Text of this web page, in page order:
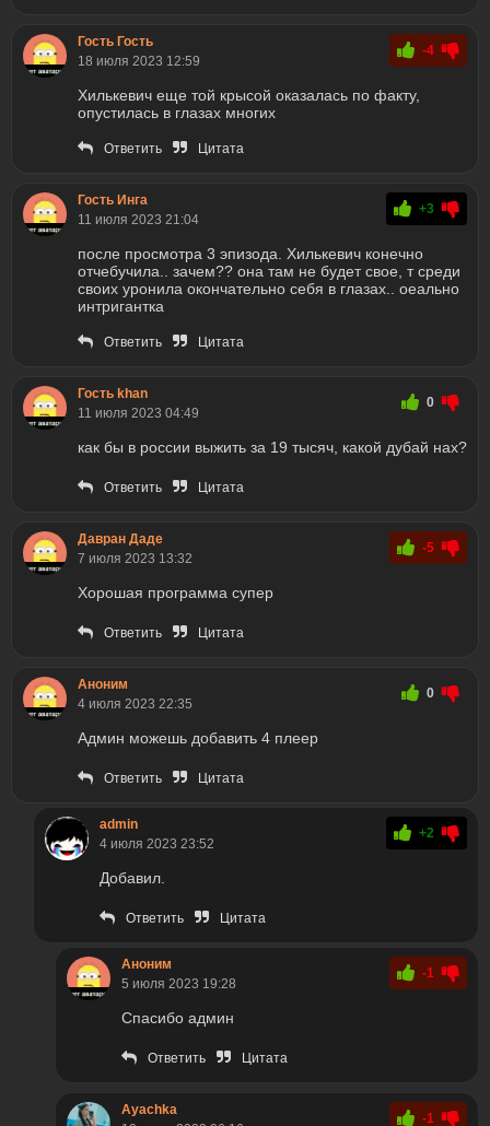
Гость Гость
18 июля 2023 12:59
-4
Хилькевич еще той крысой оказалась по факту,
опустилась в глазах многих
Ответить Цитата
Гость Инга
11 июля 2023 21:04
+3
после просмотра 3 эпизода. Хилькевич конечно
отчебучила.. зачем?? она там не будет свое, т среди
своих уронила окончательно себя в глазах.. оеально
интригантка
Ответить Цитата
Гость khan
11 июля 2023 04:49
0
как бы в россии выжить за 19 тысяч, какой дубай нах?
Ответить Цитата
Давран Даде
7 июля 2023 13:32
-5
Хорошая программа супер
Ответить Цитата
Аноним
4 июля 2023 22:35
0
Админ можешь добавить 4 плеер
Ответить Цитата
admin
4 июля 2023 23:52
+2
Добавил.
Ответить Цитата
Аноним
5 июля 2023 19:28
-1
Спасибо админ
Ответить Цитата
Ayachka
-1